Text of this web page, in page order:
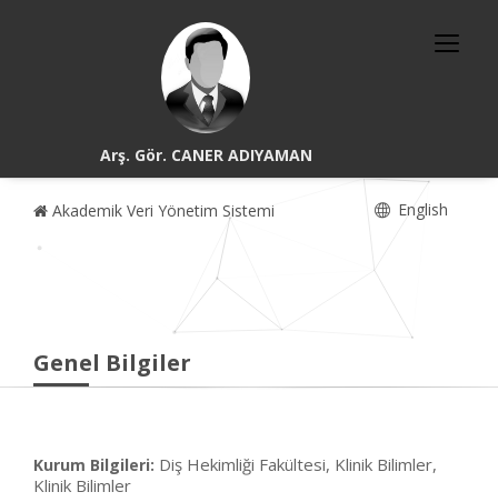
Arş. Gör. CANER ADIYAMAN
Akademik Veri Yönetim Sistemi English
Genel Bilgiler
Kurum Bilgileri: Diş Hekimliği Fakültesi, Klinik Bilimler,
Klinik Bilimler